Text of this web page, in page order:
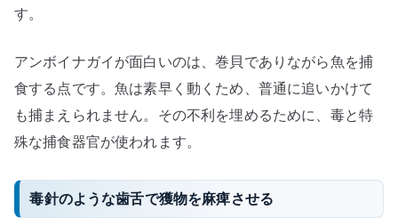
す。
アンボイナガイが面白いのは、巻貝でありながら魚を捕
食する点です。魚は素早く動くため、普通に追いかけて
も捕まえられません。その不利を埋めるために、毒と特
殊な捕食器官が使われます。
毒針のような歯舌で獲物を麻痺させる